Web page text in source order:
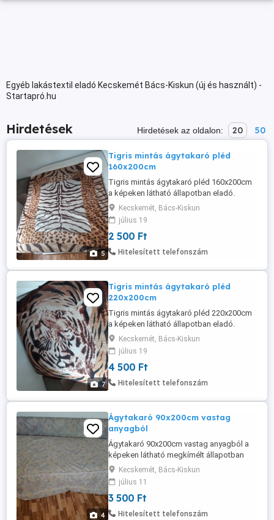
Egyéb lakástextil eladó Kecskemét Bács-Kiskun (új és használt) -
Startapró.hu
Hirdetések Hirdetések az oldalon: 20 50
5
Tigris mintás ágytakaró pléd
160x200cm
Tigris mintás ágytakaró pléd 160x200cm
a képeken látható állapotban eladó.
Dohányzás és állatmentes helyről. Nem
hibás, kicsit bolyhos.
Kecskemét, Bács-Kiskun
július 19
2 500 Ft
Hitelesített telefonszám
7
Tigris mintás ágytakaró pléd
220x200cm
Tigris mintás ágytakaró pléd 220x200cm
a képeken látható állapotban eladó.
Dohányzás és állatmentes helyről. Nem
hibás, kicsit bolyhos.
Kecskemét, Bács-Kiskun
július 19
4 500 Ft
Hitelesített telefonszám
4
Ágytakaró 90x200cm vastag
anyagból
Ágytakaró 90x200cm vastag anyagból a
képeken látható megkímélt állapotban
eladó. A sarkánál lazább a szegély varrás
(fotóztam).
Kecskemét, Bács-Kiskun
július 11
3 500 Ft
Hitelesített telefonszám